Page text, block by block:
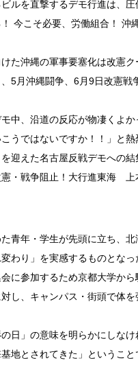
ルを直撃するデモ行進は、
今こそ必要、労働組合！ 沖
た沖縄の軍事要塞化は改憲ク
5月沖縄闘争、6月9日改憲戦
中、沿道の反応が物凄くよか
うではないですか！！」と
迎えた名古屋反戦デモへの結
・戦争阻止！大行進東海 上
青年・学生が先頭に立ち、
わり」を実感するものとなっ
に参加するため京都大学から
し、キャンパス・街頭で体
日」の意味を明らかにしな
地とされてきた」というこ